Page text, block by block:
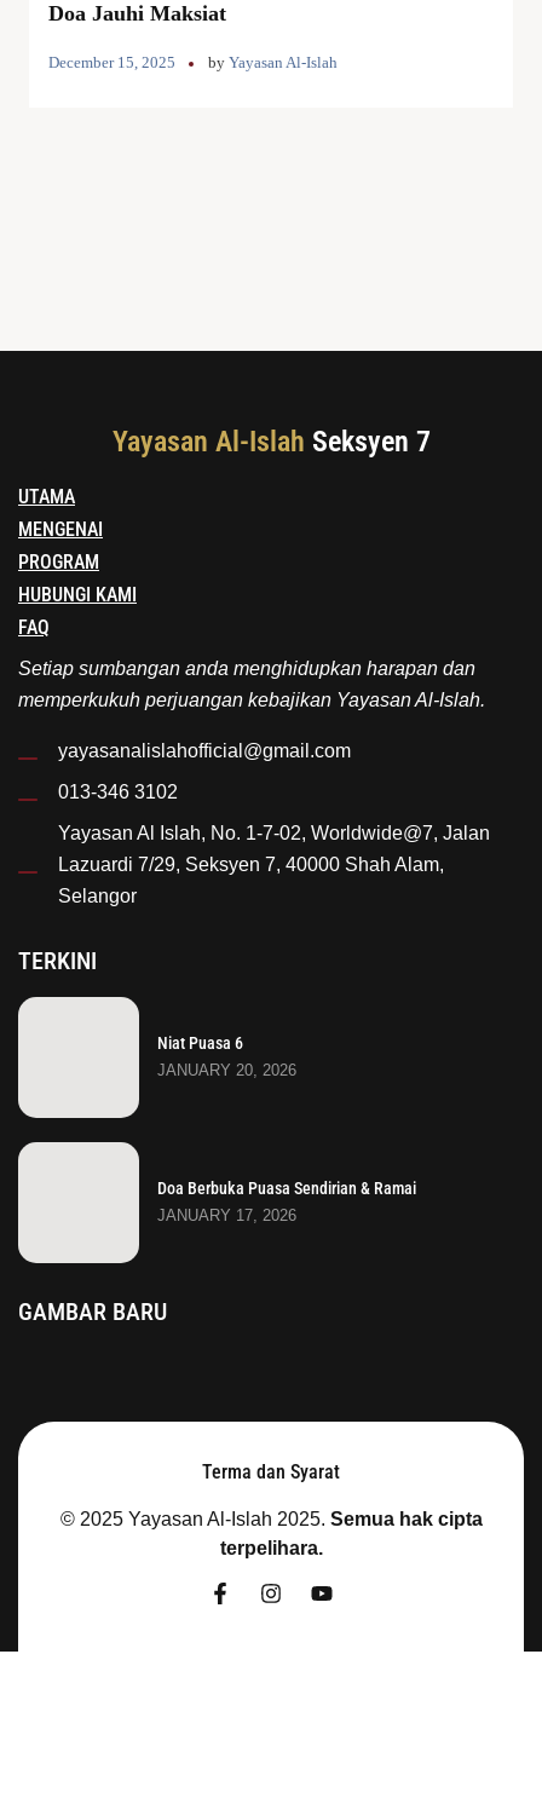
Doa Jauhi Maksiat
December 15, 2025 by Yayasan Al-Islah
Yayasan Al-Islah Seksyen 7
UTAMA
MENGENAI
PROGRAM
HUBUNGI KAMI
FAQ
Setiap sumbangan anda menghidupkan harapan dan
memperkukuh perjuangan kebajikan Yayasan Al-Islah.
yayasanalislahofficial@gmail.com
013-346 3102
Yayasan Al Islah, No. 1-7-02, Worldwide@7, Jalan
Lazuardi 7/29, Seksyen 7, 40000 Shah Alam,
Selangor
TERKINI
Niat Puasa 6
JANUARY 20, 2026
Doa Berbuka Puasa Sendirian & Ramai
JANUARY 17, 2026
GAMBAR BARU
Terma dan Syarat
© 2025 Yayasan Al-Islah 2025. Semua hak cipta
terpelihara.